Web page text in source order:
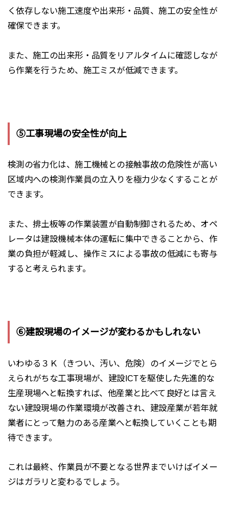
く依存しない施工速度や出来形・品質、施工の安全性が
確保できます。
また、施工の出来形・品質をリアルタイムに確認しなが
ら作業を行うため、施工ミスが低減できます。
⑤工事現場の安全性が向上
検測の省力化は、施工機械との接触事故の危険性が高い
区域内への検測作業員の立入りを極力少なくすることが
できます。
また、排土板等の作業装置が自動制御されるため、 オペ
レータは建設機械本体の運転に集中できる ことから、作
業の負担が軽減し、操作ミスによる事故の低減にも寄与
すると考えられます。
⑥建設現場のイメージが変わるかもしれない
いわゆる３Ｋ（きつい、汚い、危険）のイメージでとら
えられがちな工事現場が、建設ICTを駆使した先進的な
生産現場へと転換すれば、他産業と比べて良好とは言え
ない建設現場の作業環境が改善され、建設産業が若年就
業者にとって魅力のある産業へと転換していくことも期
待できます。
これは最終、作業員が不要となる世界 までいけばイメー
ジはガラリと変わるでしょう。